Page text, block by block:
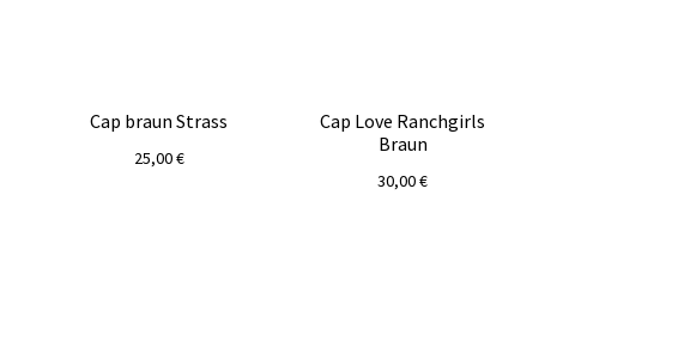
Cap braun Strass
25,00€
Cap Love Ranchgirls
Braun
30,00€